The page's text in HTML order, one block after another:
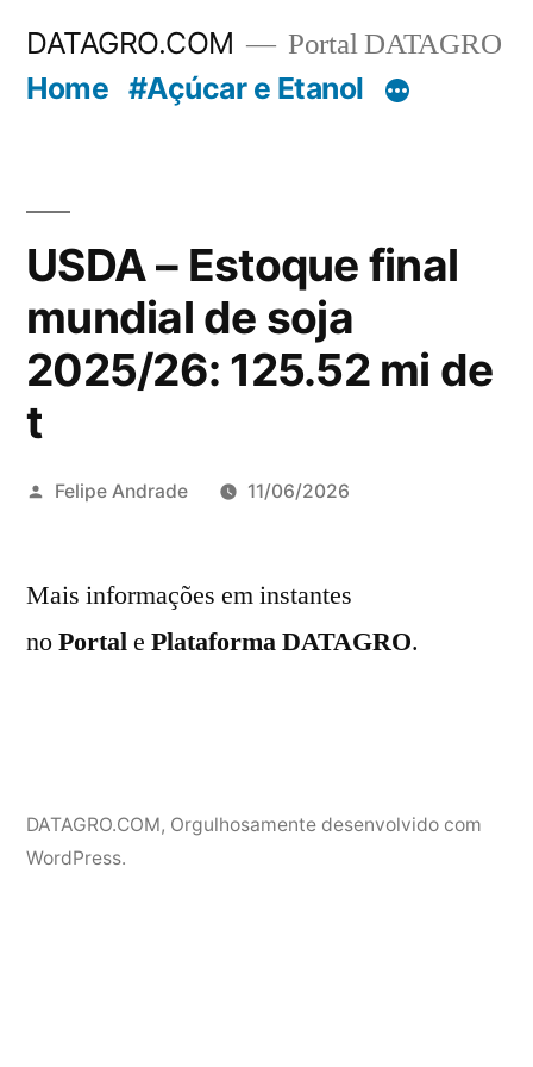
DATAGRO.COM Portal DATAGRO
Home #Açúcar e Etanol
USDA – Estoque final
mundial de soja
2025/26: 125.52 mi de
t
Publicado
Felipe Andrade 11/06/2026
Mais informações em instantes
noPortale Plataforma DATAGRO.
DATAGRO.COM, Orgulhosamente desenvolvido com
WordPress.